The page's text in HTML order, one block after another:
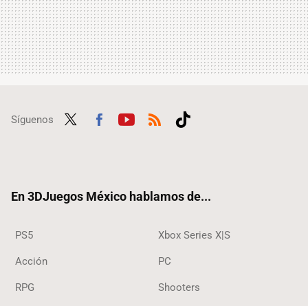
Síguenos
En 3DJuegos México hablamos de...
PS5 Xbox Series X|S
Acción PC
RPG Shooters